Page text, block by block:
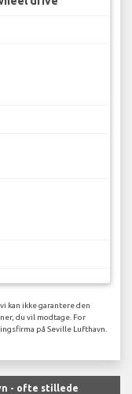
kan ikke garantere den
du vil modtage. For
på Seville Lufthavn.
- ofte stillede